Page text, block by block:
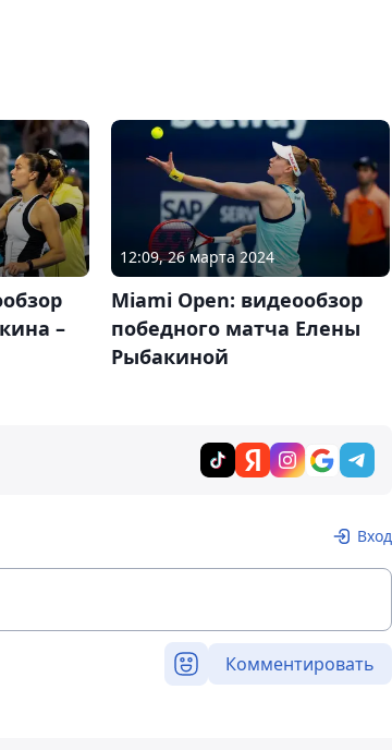
–
12:09, 26 марта 2024
Miami Open: видеообзор
победного матча Елены
Рыбакиной
Вход
Комментировать